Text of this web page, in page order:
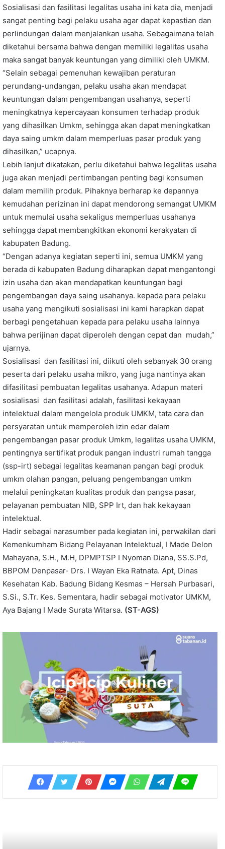
Sosialisasi dan fasilitasi legalitas usaha ini kata dia, menjadi
sangat penting bagi pelaku usaha agar dapat kepastian dan
perlindungan dalam menjalankan usaha. Sebagaimana telah
diketahui bersama bahwa dengan memiliki legalitas usaha
maka sangat banyak keuntungan yang dimiliki oleh UMKM.
“Selain sebagai pemenuhan kewajiban peraturan
perundang-undangan, pelaku usaha akan mendapat
keuntungan dalam pengembangan usahanya, seperti
meningkatnya kepercayaan konsumen terhadap produk
yang dihasilkan Umkm, sehingga akan dapat meningkatkan
daya saing umkm dalam memperluas pasar produk yang
dihasilkan,” ucapnya.
Lebih lanjut dikatakan, perlu diketahui bahwa legalitas usaha
juga akan menjadi pertimbangan penting bagi konsumen
dalam memilih produk. Pihaknya berharap ke depannya
kemudahan perizinan ini dapat mendorong semangat UMKM
untuk memulai usaha sekaligus memperluas usahanya
sehingga dapat membangkitkan ekonomi kerakyatan di
kabupaten Badung.
“Dengan adanya kegiatan seperti ini, semua UMKM yang
berada di kabupaten Badung diharapkan dapat mengantongi
izin usaha dan akan mendapatkan keuntungan bagi
pengembangan daya saing usahanya. kepada para pelaku
usaha yang mengikuti sosialisasi ini kami harapkan dapat
berbagi pengetahuan kepada para pelaku usaha lainnya
bahwa perijinan dapat diperoleh dengan cepat dan mudah,”
ujarnya.
Sosialisasi dan fasilitasi ini, diikuti oleh sebanyak 30 orang
peserta dari pelaku usaha mikro, yang juga nantinya akan
difasilitasi pembuatan legalitas usahanya. Adapun materi
sosialisasi dan fasilitasi adalah, fasilitasi kekayaan
intelektual dalam mengelola produk UMKM, tata cara dan
persyaratan untuk memperoleh izin edar dalam
pengembangan pasar produk Umkm, legalitas usaha UMKM,
pentingnya sertifikat produk pangan industri rumah tangga
(ssp-irt) sebagai legalitas keamanan pangan bagi produk
umkm olahan pangan, peluang pengembangan umkm
melalui peningkatan kualitas produk dan pangsa pasar,
pelayanan pembuatan NIB, SPP Irt, dan hak kekayaan
intelektual.
Hadir sebagai narasumber pada kegiatan ini, perwakilan dari
Kemenkumham Bidang Pelayanan Intelektual, I Made Delon
Mahayana, S.H., M.H, DPMPTSP I Nyoman Diana, SS.S.Pd,
BBPOM Denpasar- Drs. I Wayan Eka Ratnata. Apt, Dinas
Kesehatan Kab. Badung Bidang Kesmas – Hersah Purbasari,
S.Si., S.Tr. Kes. Sementara, hadir sebagai motivator UMKM,
Aya Bajang I Made Surata Witarsa. (ST-AGS)